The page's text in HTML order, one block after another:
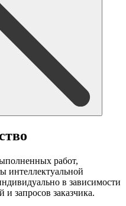
работ,
интеллектуальной
в зависимости
и запросов заказчика.